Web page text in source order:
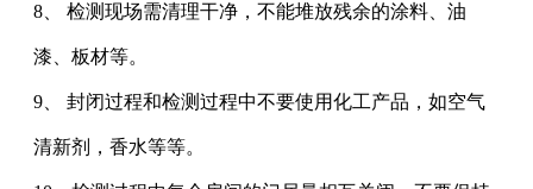
8、 检测现场需清理干净，不能堆放残余的涂料、油
漆、板材等。
9、 封闭过程和检测过程中不要使用化工产品，如空气
清新剂，香水等等。